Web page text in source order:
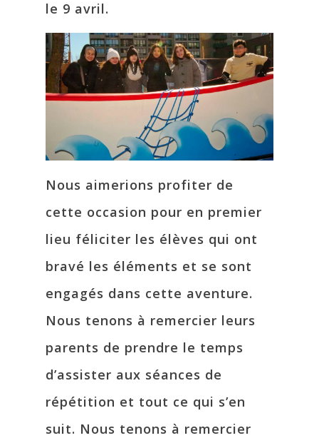
le 9 avril.
Nous aimerions profiter de
cette occasion pour en premier
lieu féliciter les élèves qui ont
bravé les éléments et se sont
engagés dans cette aventure.
Nous tenons à remercier leurs
parents de prendre le temps
d’assister aux séances de
répétition et tout ce qui s’en
suit. Nous tenons à remercier